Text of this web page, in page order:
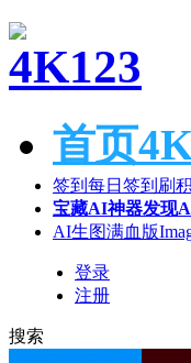
首页
签到 每日签到刷
宝藏AI神器发现
AI生图满血版
登录
注册
搜索